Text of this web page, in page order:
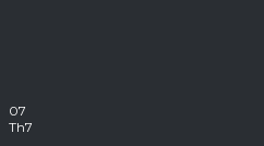
07
Th7